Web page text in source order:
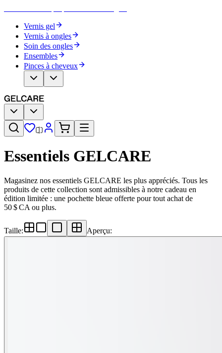
Vernis gel
Vernis à ongles
Soin des ongles
Ensembles
Pinces à cheveux
Essentiels GELCARE
Magasinez nos essentiels GELCARE les plus appréciés. Tous les
produits de cette collection sont admissibles à notre cadeau en
édition limitée : une pochette bleue offerte pour tout achat de
50 $ CA ou plus.
Taille: Aperçu: